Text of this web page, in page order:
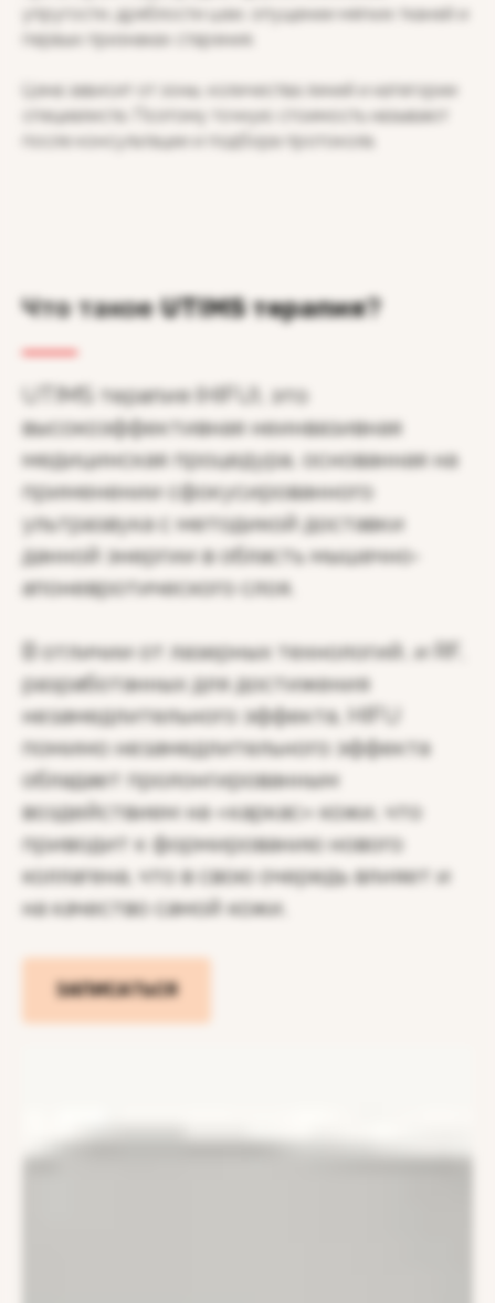
упругости, дряблости шеи, опущении мягких тканей и
первых признаках старения.
Цена зависит от зоны, количества линий и категории
специалиста. Поэтому точную стоимость называют
после консультации и подбора протокола.
Что такоеUTIMS терапия?
UTIMS терапия (HIFU), это
высокоэффективная неинвазивная
медицинская процедура, основанная на
применении сфокусированного
ультразвука с методикой доставки
данной энергии в область мышечно-
апоневротического слоя.
В отличии от лазерных технологий, и RF,
разработанных для достижения
незамедлительного эффекта, HIFU
помимо незамедлительного эффекта
обладает пролонгированным
воздействием на «каркас» кожи, что
приводит к формированию нового
коллагена, что в свою очередь влияет и
на качество самой кожи.
ЗАПИСАТЬСЯ